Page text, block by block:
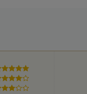
5 hvězdiček
4 hvězdičky
3 hvězdičky